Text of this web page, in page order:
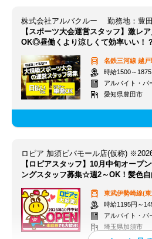
株式会社アルバクルー 勤務地：豊
【スポーツ大会運営スタッフ】激レ
OK◎昼働くより涼しくて効率いい！？
名鉄三河線 越戸
時給1500～
アルバイト・パ
愛知県豊田市
【ロピアスタッフ】10月中旬オープ
ングスタッフ募集☆週2～OK！髪色
東武伊勢崎線(
時給1195円～1450
アルバイト・パ
埼玉県加須市